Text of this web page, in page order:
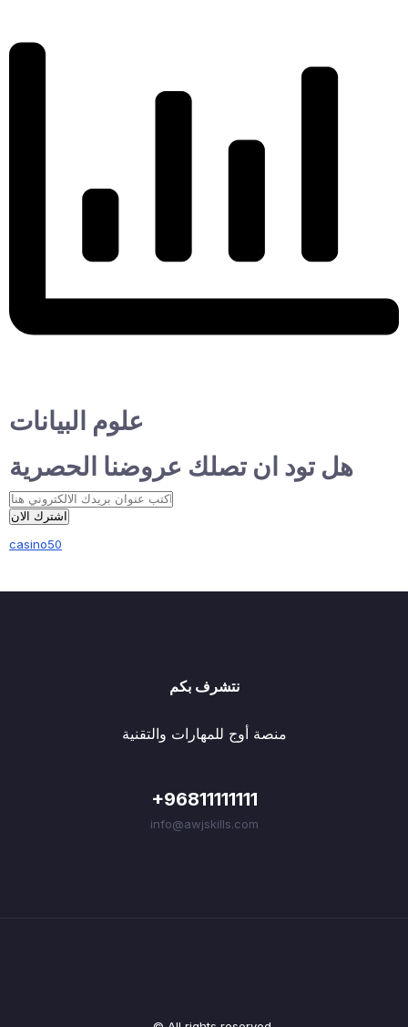
علوم البيانات
هل تود ان تصلك عروضنا الحصرية
اشترك الان
casino50
نتشرف بكم
منصة أوج للمهارات والتقنية
+96811111111
info@awjskills.com